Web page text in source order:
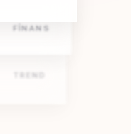
FINANS
TREND